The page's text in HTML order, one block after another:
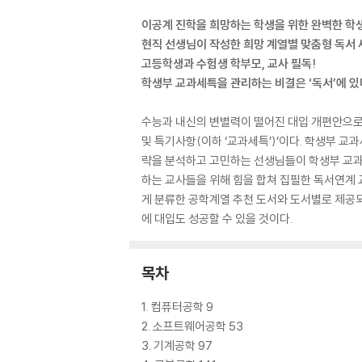
이공계 진학을 희망하는 학생을 위한 완벽한 학
현직 선생님이 작성한 희망 계열별 맞춤형 독서
고등학생과 수험생 학부모, 교사 필독!
학생부 교과세특을 관리하는 비결은 ‘독서’에
수능과 내신의 변별력이 떨어진 대입 개편안으
및 특기사항(이하 ‘교과세특’)’이다. 학생부 교
략을 분석하고 고민하는 선생님들이 학생부 교
하는 교사들을 위해 힘을 합쳐 집필한 독서연
게 분류한 공학계열 추천 도서와 도서별로 제
에 대입도 성공할 수 있을 것이다.
목차
1. 컴퓨터공학 9
2. 소프트웨어공학 53
3. 기계공학 97